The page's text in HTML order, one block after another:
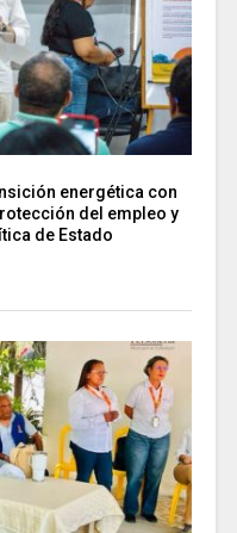
energética con
del empleo y
de Estado